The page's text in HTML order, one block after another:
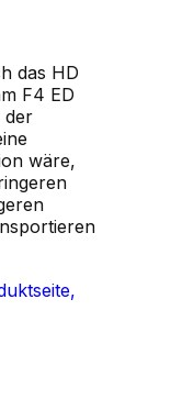
das HD
F4 ED
der
wäre,